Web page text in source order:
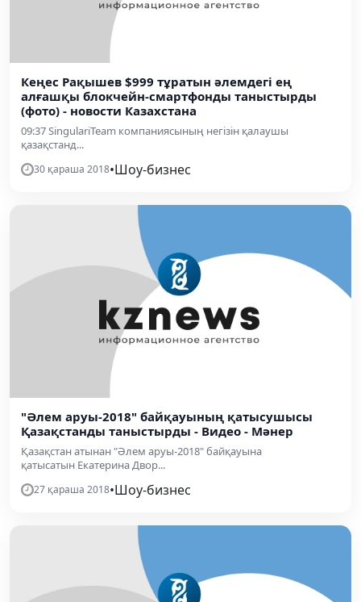
Кеңес Рақышев $999 тұратын әлемдегі ең
алғашқы блокчейн-смартфонды таныстырды
(фото) - новости Казахстана
09:37 SingulariTeam компаниясының негізін қалаушы
қазақстанд...
30 қараша 2018•Шоу-бизнес
"Әлем аруы-2018" байқауының қатысушысы
Қазақстанды таныстырды - Видео - Мәнер
Қазақстан атынан "Әлем аруы-2018" байқауына
қатысатын Екатерина Двор...
27 қараша 2018•Шоу-бизнес